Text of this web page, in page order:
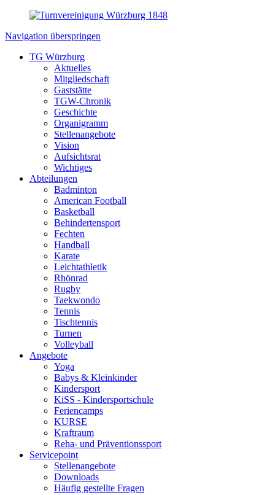
Navigation überspringen
TG Würzburg
Aktuelles
Mitgliedschaft
Gaststätte
TGW-Chronik
Geschichte
Organigramm
Stellenangebote
Vision
Aufsichtsrat
Wichtiges
Abteilungen
Badminton
American Football
Basketball
Behindertensport
Fechten
Handball
Karate
Leichtathletik
Rhönrad
Rugby
Taekwondo
Tennis
Tischtennis
Turnen
Volleyball
Angebote
Yoga
Babys & Kleinkinder
Kindersport
KiSS - Kindersportschule
Feriencamps
KURSE
Kraftraum
Reha- und Präventionssport
Servicepoint
Stellenangebote
Downloads
Häufig gestellte Fragen